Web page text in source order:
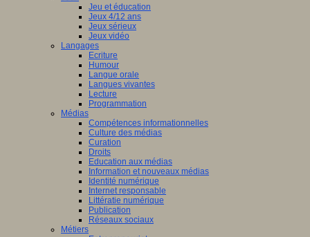
Jeu et éducation
Jeux 4/12 ans
Jeux sérieux
Jeux vidéo
Langages
Ecriture
Humour
Langue orale
Langues vivantes
Lecture
Programmation
Médias
Compétences informationnelles
Culture des médias
Curation
Droits
Education aux médias
Information et nouveaux médias
Identité numérique
Internet responsable
Littératie numérique
Publication
Réseaux sociaux
Métiers